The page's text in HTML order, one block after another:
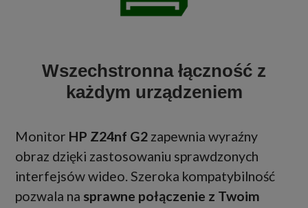
Wszechstronna łączność z
każdym urządzeniem
Monitor HP Z24nf G2 zapewnia wyraźny
obraz dzięki zastosowaniu sprawdzonych
interfejsów wideo. Szeroka kompatybilność
pozwala na sprawne połączenie z Twoim